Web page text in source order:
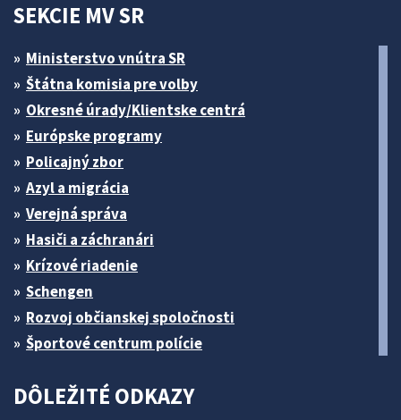
SEKCIE MV SR
Ministerstvo vnútra SR
Štátna komisia pre volby
Okresné úrady/Klientske centrá
Európske programy
Policajný zbor
Azyl a migrácia
Verejná správa
Hasiči a záchranári
Krízové riadenie
Schengen
Rozvoj občianskej spoločnosti
Športové centrum polície
DÔLEŽITÉ ODKAZY